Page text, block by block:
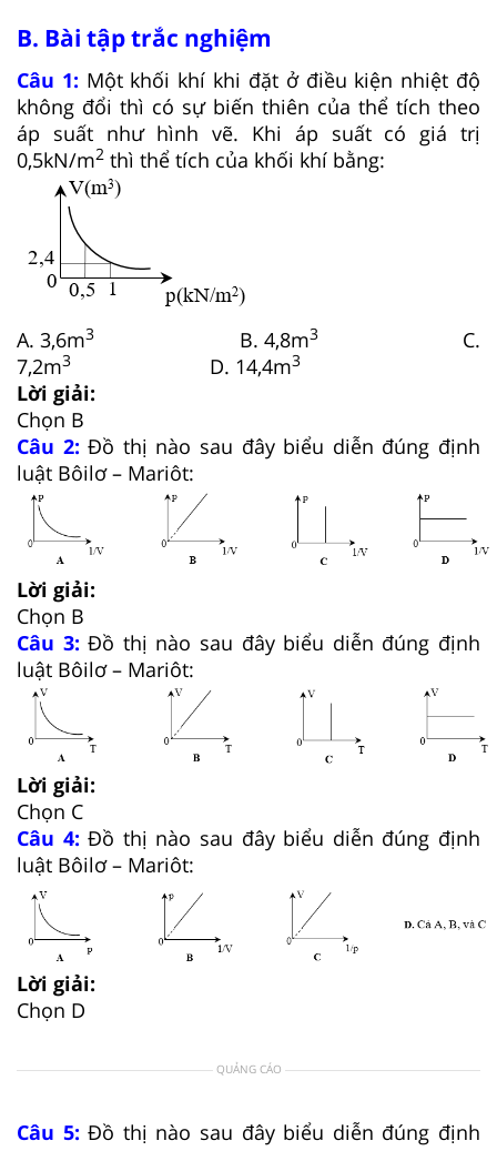
B. Bài tập trắc nghiệm
Câu 1: Một khối khí khi đặt ở điều kiện nhiệt độ
không đổi thì có sự biến thiên của thể tích theo
áp suất như hình vẽ. Khi áp suất có giá trị
0,5kN/m2 thì thể tích của khối khí bằng:
A. 3,6m3 B. 4,8m3C.
7,2m3 D. 14,4m3
Lời giải:
Chọn B
Câu 2: Đồ thị nào sau đây biểu diễn đúng định
luật Bôilơ – Mariôt:
Lời giải:
Chọn B
Câu 3: Đồ thị nào sau đây biểu diễn đúng định
luật Bôilơ – Mariôt:
Lời giải:
Chọn C
Câu 4: Đồ thị nào sau đây biểu diễn đúng định
luật Bôilơ – Mariôt:
Lời giải:
Chọn D
QUẢNG CÁO
Câu 5: Đồ thị nào sau đây biểu diễn đúng định